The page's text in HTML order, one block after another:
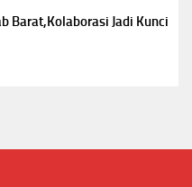
Barat,Kolaborasi Jadi Kunci